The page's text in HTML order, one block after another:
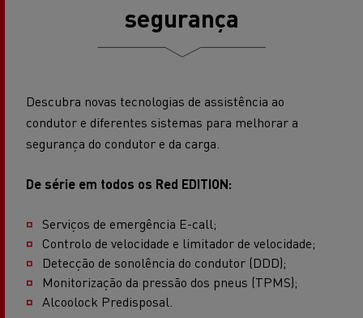
segurança
Descubra novas tecnologias de assistência ao
condutor e diferentes sistemas para melhorar a
segurança do condutor e da carga.
De série em todos os Red EDITION:
Serviços de emergência E-call;
Controlo de velocidade e limitador de velocidade;
Detecção de sonolência do condutor (DDD);
Monitorização da pressão dos pneus (TPMS);
Alcoolock Predisposal.